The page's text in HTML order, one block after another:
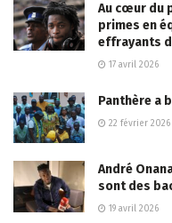
Au cœur du
primes en
effrayants
17 avril 2026
Panthère a
22 février 2026
André
sont des
19 avril 2026